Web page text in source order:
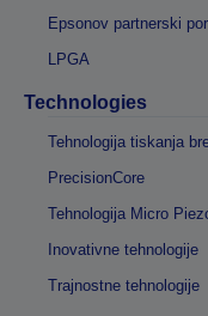
Epsonov partnerski
LPGA
Technologies
Tehnologija tiskanja
PrecisionCore
Tehnologija Micro
Inovativne tehnologije
Trajnostne tehnologije